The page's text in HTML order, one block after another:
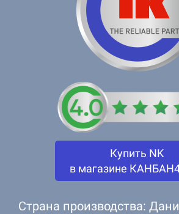
Купить NK
в магазине
Страна производства: